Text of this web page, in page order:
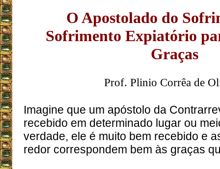
O Apostolado do
Sofrimento Expiatório
Graças
Prof. Plinio Corrêa de
Imagine que um apóstolo da
recebido em determinado lugar ou
verdade, ele é muito bem recebido e
redor correspondem bem às graças